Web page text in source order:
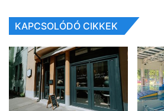
KAPCSOLÓDÓ CIKKEK